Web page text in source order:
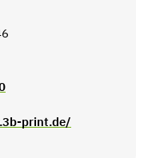
print.de/